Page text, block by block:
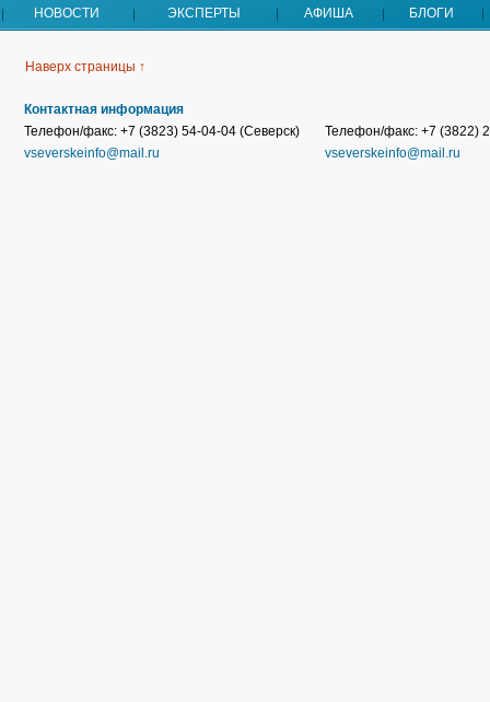
НОВОСТИ ЭКСПЕРТЫ АФИША БЛОГИ
Наверх страницы ↑
Контактная информация
Телефон/факс: +7 (3823) 54-04-04 (Северск)
vseverskeinfo@mail.ru
Телефон/факс: +7 (3822)
vseverskeinfo@mail.ru